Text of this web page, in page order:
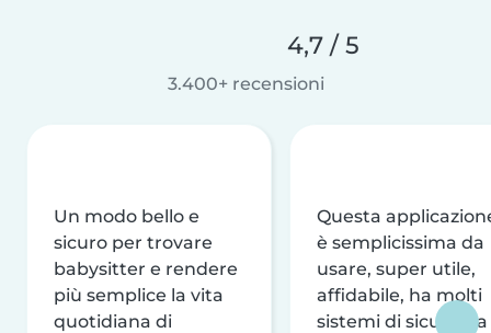
4,7 / 5
3.400+ recensioni
Un modo bello e
sicuro per trovare
babysitter e rendere
più semplice la vita
quotidiana di
Questa
è semplicissima da
usare, super utile,
affidabile, ha molti
sistemi di sicurezza